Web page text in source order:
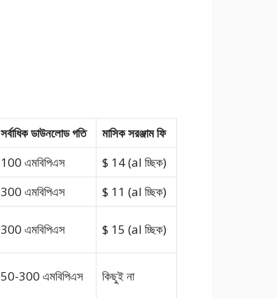
সর্বাধিক ডাউনলোড গতি
মাসিক সরঞ্জাম ফি
100 এমবিপিএস
$ 14 (al চ্ছিক)
300 এমবিপিএস
$ 11 (al চ্ছিক)
300 এমবিপিএস $ 15 (al চ্ছিক)
50-300 এমবিপিএস কিছুই না